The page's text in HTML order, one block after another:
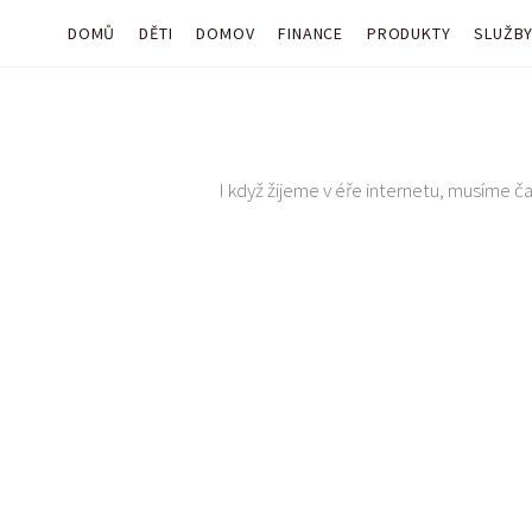
DOMŮ DĚTI DOMOV FINANCE PRODUKTY
I když žijeme v éře internetu, musíme